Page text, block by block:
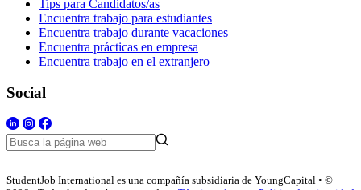
Tips para Candidatos/as
Encuentra trabajo para estudiantes
Encuentra trabajo durante vacaciones
Encuentra prácticas en empresa
Encuentra trabajo en el extranjero
Social
StudentJob International es una compañía subsidiaria de YoungCapital • ©